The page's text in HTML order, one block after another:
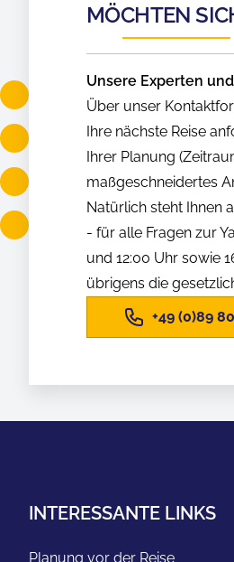
MÖCHTEN
Unsere Experten
Über unser
Ihre nächste Reise
Ihrer Planung
maßgeschneidertes
Natürlich steht Ihnen
- für alle Fragen zur
und 12:00 Uhr sowie
übrigens die
+49 (0)89
INTERESSANTE LINKS
Planung vor der Reise